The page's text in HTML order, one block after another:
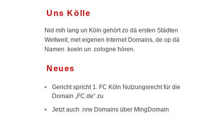
Uns Kölle
Nid mih lang un Köln gehört zo dä ersten Städten
Weltweit, met eigenen Internet Domains, de op dä
Namen .koeln un .cologne hören.
Neues
Gericht spricht 1. FC Köln Nutzungsrecht für die
Domain „FC.de“ zu
Jetzt auch .nrw Domains über MingDomain